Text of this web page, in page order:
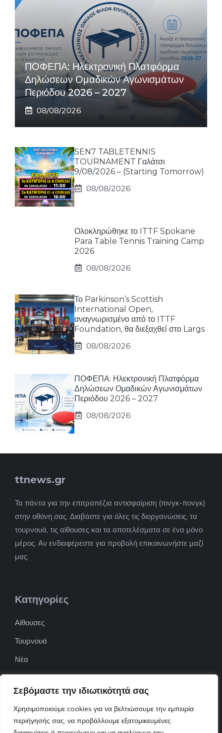
Σεβόμαστε την ιδιωτικότητά σας
Χρησιμοποιούμε cookies για να βελτιώσουμε την εμπειρία
περιήγησής σας, να προβάλλουμε εξατομικευμένες
ΠΟΦΕΠΑ: Ηλεκτρονική Πλατφόρμα
Δηλώσεων Ομαδικών Αγωνισμάτων
Περιόδου 2026 – 2027
08/08/2026
SEN7 TABLETENNIS
TOURNAMENT Γαλάτσι
9/08/2026 – (Starting Tomorrow)
08/08/2026
Ολοκληρώθηκε το ITTF Spokane
Para Table Tennis Training Camp
2026
08/08/2026
Το Parkinson’s Scottish
International Open,
αναγνωρισμένο από το ITTF
Foundation, θα διεξαχθεί στο Largs
08/08/2026
ΠΟΦΕΠΑ: Ηλεκτρονική Πλατφόρμα
Δηλώσεων Ομαδικών Αγωνισμάτων
Περιόδου 2026 – 2027
08/08/2026
ttnews.gr
Τα πάντα για την επιτραπέζια αντισφαίριση (πινγκ-πονγκ)
στην οθόνη σας. Διαβάστε για όλες τις διοργανώσεις, τα
τουρνουά, τις αίθουσες και τα αποτελέσματα σε ένα μόνο
μέρος. Αν ενδιαφέρεστε για προβολή επικοινωνήστε μαζί
μας.
Κατηγορίες
Αίθουσες
Τουρνουά
Νέα
Επιχειρήσεις
ΠΟΦΕΠΑ
ΕΦΟΕΠΑ